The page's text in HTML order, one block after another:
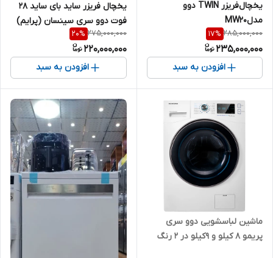
یخچال‌فریزر TWIN دوو
مدلMW20
285,000,000
17%
235,000,000
افزودن به سبد
یخچال فریزر ساید بای ساید 28
فوت دوو سری سینسان (پرایم)
مدل SXI2011W
275,000,000
20%
220,000,000
افزودن به سبد
ماشین لباسشویی دوو سری
پریمو 8 کیلو و ۹کیلو در 2 رنگ